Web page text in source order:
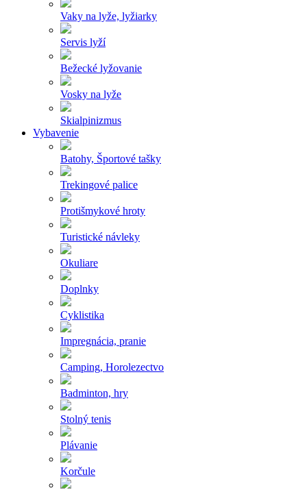
Vaky na lyže, lyžiarky
Servis lyží
Bežecké lyžovanie
Vosky na lyže
Skialpinizmus
Vybavenie
Batohy, Športové tašky
Trekingové palice
Protišmykové hroty
Turistické návleky
Okuliare
Doplnky
Cyklistika
Impregnácia, pranie
Camping, Horolezectvo
Badminton, hry
Stolný tenis
Plávanie
Korčule